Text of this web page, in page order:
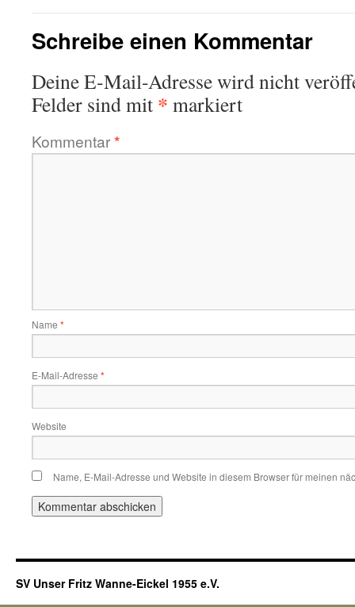
Schreibe einen Kommentar
Deine E-Mail-Adresse wird nicht
Felder sind mit * markiert
Kommentar*
Name *
E-Mail-Adresse *
Website
Name, E-Mail-Adresse und Website in diesem Browser für meinen
SV Unser Fritz Wanne-Eickel 1955 e.V.